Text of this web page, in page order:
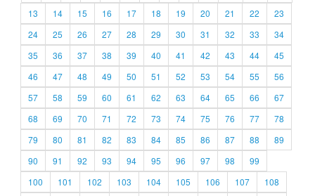
13
14 15 16 17 18 19 20 21 22
23
24
25 26 27 28 29 30 31 32 33
34
35
36 37 38 39 40 41 42 43 44
45
46
47 48 49 50 51 52 53 54 55
56
57
58 59 60 61 62 63 64 65 66
67
68
69 70 71 72 73 74 75 76 77
78
79
80 81 82 83 84 85 86 87 88
89
90
91 92 93 94 95 96 97 98
99
100
101 102 103 104 105 106 107
108